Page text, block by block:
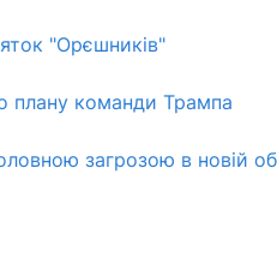
"Орєшників"
плану команди Трампа
загрозою в новій